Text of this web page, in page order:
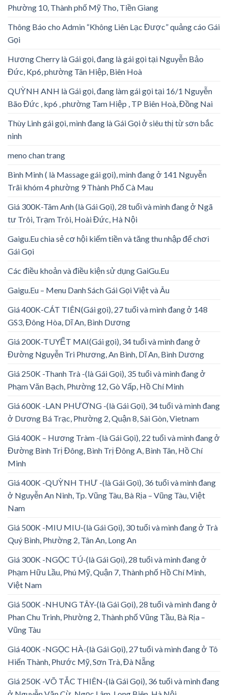
Phường 10, Thành phố Mỹ Tho, Tiền Giang
Thông Báo cho Admin “Không Liên Lạc Được” quảng cáo Gái
Gọi
Hương Cherry là Gái gọi, đang là gái gọi tại Nguyễn Bảo
Đức, Kp6, phường Tân Hiệp, Biên Hoà
QUỲNH ANH là Gái gọi, đang làm gái gọi tại 16/1 Nguyễn
Bão Đức , kp6 , phường Tam Hiệp , TP Biên Hoà, Đồng Nai
Thùy Linh gái gọi, mình đang là Gái Gọi ở siêu thị từ sơn bắc
ninh
meno chan trang
Bình Minh ( là Massage gái gọi), mình đang ở 141 Nguyễn
Trãi khóm 4 phường 9 Thành Phố Cà Mau
Giá 300K-Tâm Anh (là Gái Gọi), 28 tuổi và mình đang ở Ngã
tư Trôi, Trạm Trôi, Hoài Đức, Hà Nội
Gaigu.Eu chia sẻ cơ hội kiếm tiền và tăng thu nhập để chơi
Gái Gọi
Các điều khoản và điều kiện sử dụng GaiGu.Eu
Gaigu.Eu – Menu Danh Sách Gái Gọi Việt và Âu
Giá 400K-CÁT TIÊN(Gái gọi), 27 tuổi và mình đang ở 148
GS3, Đông Hòa, Dĩ An, Bình Dương
Giá 200K-TUYẾT MAI(Gái gọi), 34 tuổi và mình đang ở
Đường Nguyễn Tri Phương, An Bình, Dĩ An, Bình Dương
Giá 250K -Thanh Trà -(là Gái Gọi), 35 tuổi và mình đang ở
Phạm Văn Bạch, Phường 12, Gò Vấp, Hồ Chí Minh
Giá 600K -LAN PHƯƠNG -(là Gái Gọi), 34 tuổi và mình đang
ở Dương Bá Trạc, Phường 2, Quận 8, Sài Gòn, Vietnam
Giá 400K – Hương Tràm -(là Gái Gọi), 22 tuổi và mình đang ở
Đường Bình Trị Đông, Bình Trị Đông A, Bình Tân, Hồ Chí
Minh
Giá 400K -QUỲNH THƯ -(là Gái Gọi), 36 tuổi và mình đang
ở Nguyễn An Ninh, Tp. Vũng Tàu, Bà Rịa – Vũng Tàu, Việt
Nam
Giá 500K -MIU MIU-(là Gái Gọi), 30 tuổi và mình đang ở Trà
Quý Bình, Phường 2, Tân An, Long An
Giá 300K -NGỌC TÚ-(là Gái Gọi), 28 tuổi và mình đang ở
Phạm Hữu Lầu, Phú Mỹ, Quận 7, Thành phố Hồ Chí Minh,
Việt Nam
Giá 500K -NHUNG TÂY-(là Gái Gọi), 28 tuổi và mình đang ở
Phan Chu Trinh, Phường 2, Thành phố Vũng Tầu, Bà Rịa –
Vũng Tàu
Giá 400K -NGỌC HÀ-(là Gái Gọi), 27 tuổi và mình đang ở Tô
Hiến Thành, Phước Mỹ, Sơn Trà, Đà Nẵng
Giá 250K -VÕ TẮC THIÊN-(là Gái Gọi), 36 tuổi và mình đang